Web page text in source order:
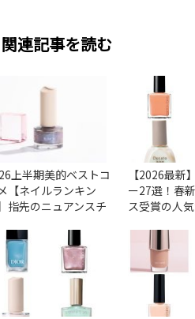
関連記事を読む
上半期美的ベストコ
【ネイルランキン
指先のニュアンスチ
でかなう♡
【2026最新
ー27選！春
ス受賞の人